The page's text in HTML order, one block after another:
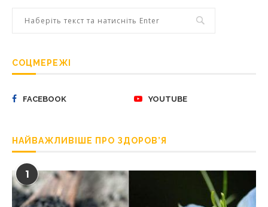
СОЦМЕРЕЖІ
FACEBOOK YOUTUBE
НАЙВАЖЛИВІШЕ ПРО ЗДОРОВ’Я
1